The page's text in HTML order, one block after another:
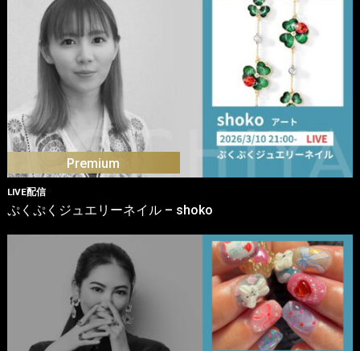
LIVE配信
ぷくぷくジュエリーネイル – shoko